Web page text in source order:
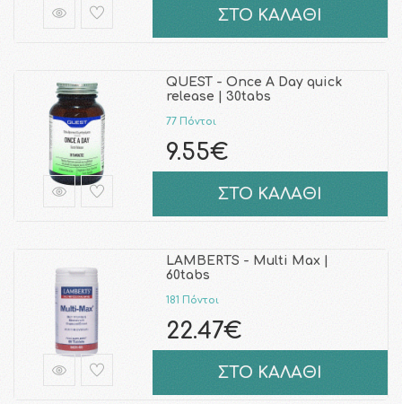
ΣΤΟ ΚΑΛΑΘΙ
QUEST - Once A Day quick
release | 30tabs
77 Πόντοι
9.55€
ΣΤΟ ΚΑΛΑΘΙ
LAMBERTS - Multi Max |
60tabs
181 Πόντοι
22.47€
ΣΤΟ ΚΑΛΑΘΙ